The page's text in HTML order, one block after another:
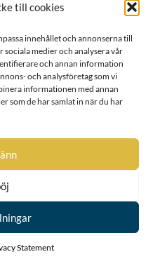
till cookies
innehållet och annonserna till
medier och analysera vår
och annan information
och analysföretag som vi
informationen med annan
som de har samlat in när du har
Statement